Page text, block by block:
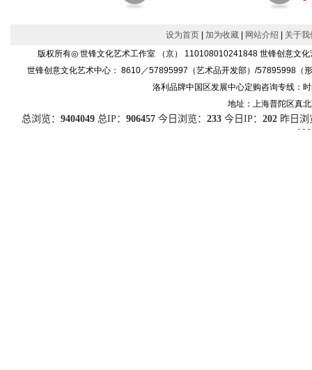
设为首页 加为收藏 网站介绍
关于我
版权所有◎ 世锋文化艺术工作室 （京） 110108010241848 世锋创意文
世锋创意文化艺术中心： 8610／57895997（艺术品开发部）/57895998（
洛利品牌中国区发展中心定购咨询专线：
地址：上海普陀区真